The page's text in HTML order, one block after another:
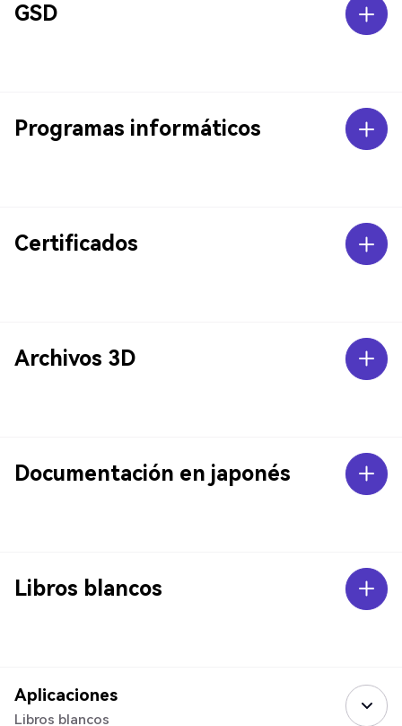
GSD
Programas informáticos
Certificados
Archivos 3D
Documentación en japonés
Libros blancos
Aplicaciones
Libros blancos